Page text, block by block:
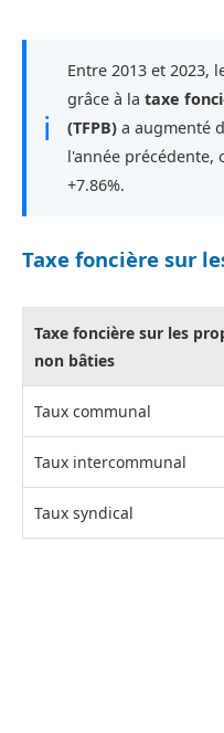
ℹ
Entre 2013 et 2023,
grâce à la taxe
(TFPB) a augmenté
l'année précédente,
+7.86%.
Taxe foncière sur
Taxe foncière sur les
non bâties
Taux communal
Taux intercommunal
Taux syndical